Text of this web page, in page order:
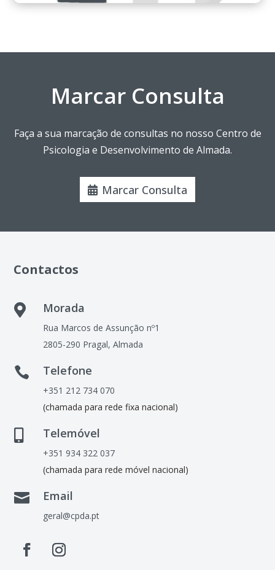
Marcar Consulta
Faça a sua marcação de consultas no nosso Centro de
Psicologia e Desenvolvimento de Almada.
Marcar Consulta
Contactos
 Morada
Rua Marcos de Assunção nº1
2805-290 Pragal, Almada
 Telefone
+351 212 734 070
(chamada para rede fixa nacional)
Telemóvel
+351 934 322 037
(chamada para rede móvel nacional)
 Email
geral@cpda.pt